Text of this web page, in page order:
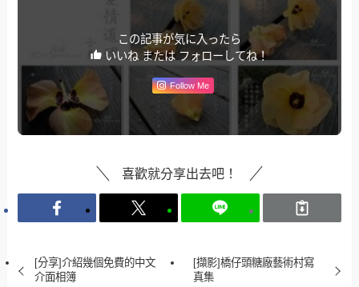
この記事が気に入ったら
いいね または フォローしてね！
Follow Me
喜歡就分享出去吧！
[分享]介紹幾個免費的中文
介面相簿
[擷影]橋仔頭糖廠藝術村寫
真集